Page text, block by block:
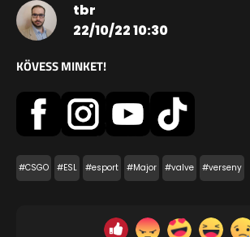
tbr
22/10/22 10:30
KÖVESS MINKET!
#CSGO #ESL #esport #Major #valve #verseny